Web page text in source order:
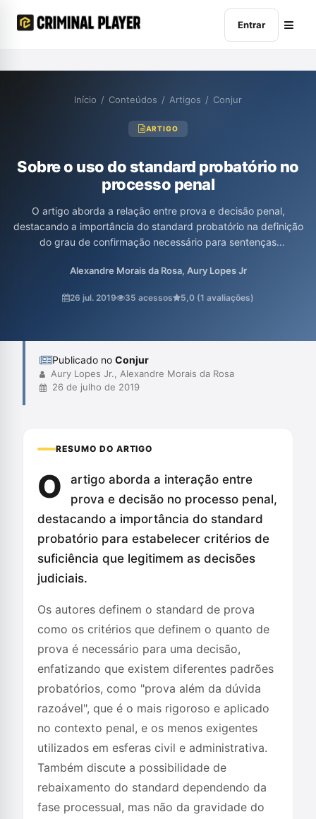
Entrar
Início / Conteúdos / Artigos / Conjur
ARTIGO
Sobre o uso do standard probatório no
processo penal
O artigo aborda a relação entre prova e decisão penal,
destacando a importância do standard probatório na definição
do grau de confirmação necessário para sentenças
diferentes padrões de prova, enfatizando que a presunção de
quando se atinge o padrão "além da dúvida razoável". Além
Alexandre Morais da Rosa, Aury Lopes Jr
26 jul. 2019 35 acessos 5,0 (1 avaliações)
Publicado no Conjur
Aury Lopes Jr., Alexandre Morais da Rosa
26 de julho de 2019
RESUMO DO ARTIGO
O
artigo aborda a interação entre
prova e decisão no processo penal,
destacando a importância do standard
probatório para estabelecer critérios de
suficiência que legitimem as decisões
judiciais.
Os autores definem o standard de prova
como os critérios que definem o quanto de
prova é necessário para uma decisão,
enfatizando que existem diferentes padrões
probatórios, como "prova além da dúvida
razoável", que é o mais rigoroso e aplicado
no contexto penal, e os menos exigentes
utilizados em esferas civil e administrativa.
Também discute a possibilidade de
rebaixamento do standard dependendo da
fase processual, mas não da gravidade do